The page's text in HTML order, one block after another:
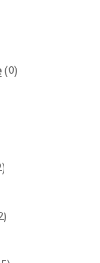
0izdelkov
izdelka
izdelka